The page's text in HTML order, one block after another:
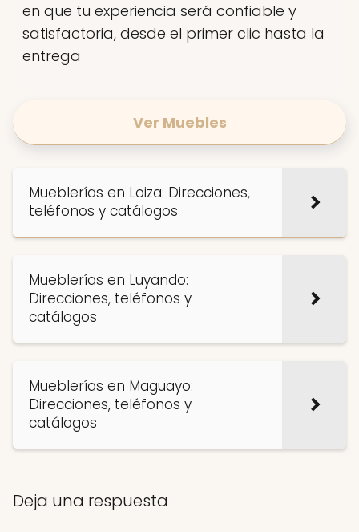
en que tu experiencia será confiable y
satisfactoria, desde el primer clic hasta la
entrega
Ver Muebles
Mueblerías en Loiza: Direcciones,
teléfonos y catálogos
Mueblerías en Luyando:
Direcciones, teléfonos y
catálogos
Mueblerías en Maguayo:
Direcciones, teléfonos y
catálogos
Deja una respuesta